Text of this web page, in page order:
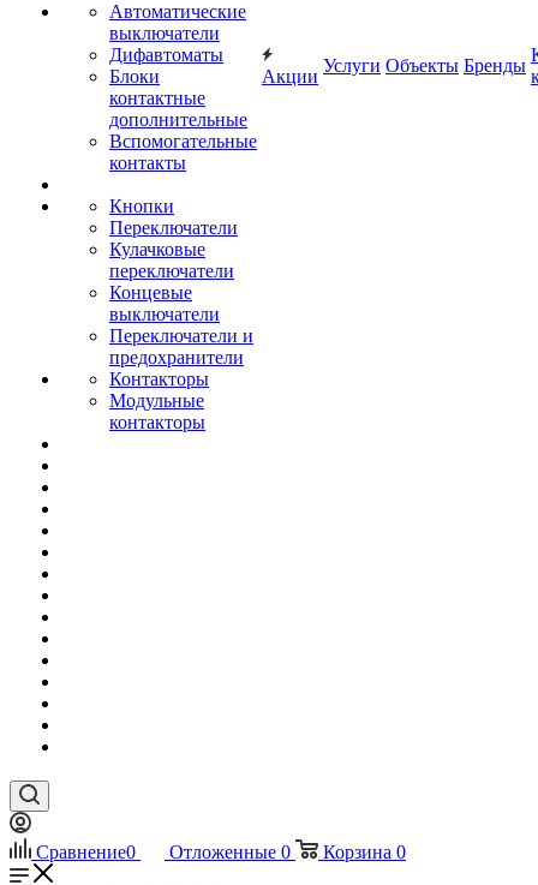
Автоматические
выключатели
Дифавтоматы
Блоки
контактные
дополнительные
Вспомогательные
контакты
Кнопки
Переключатели
Кулачковые
переключатели
Концевые
выключатели
Переключатели и
предохранители
Контакторы
Модульные
контакторы
Акции
Услуги Объекты Бренды
Сравнение0 Отложенные 0 Корзина 0